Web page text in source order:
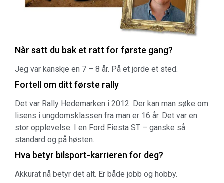
Når satt du bak et ratt for første gang?
Jeg var kanskje en 7 – 8 år. På et jorde et sted.
Fortell om ditt første rally
Det var Rally Hedemarken i 2012. Der kan man søke om
lisens i ungdomsklassen fra man er 16 år. Det var en
stor opplevelse. I en Ford Fiesta ST – ganske så
standard og på høsten.
Hva betyr bilsport-karrieren for deg?
Akkurat nå betyr det alt. Er både jobb og hobby.